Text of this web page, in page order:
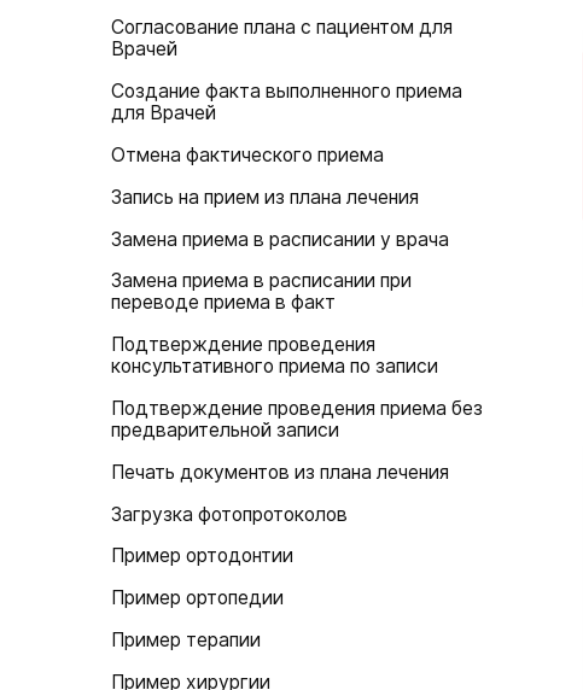
Согласование плана с пациентом для
Врачей
Создание факта выполненного приема
для Врачей
Отмена фактического приема
Запись на прием из плана лечения
Замена приема в расписании у врача
Замена приема в расписании при
переводе приема в факт
Подтверждение проведения
консультативного приема по записи
Подтверждение проведения приема без
предварительной записи
Печать документов из плана лечения
Загрузка фотопротоколов
Пример ортодонтии
Пример ортопедии
Пример терапии
Пример хирургии